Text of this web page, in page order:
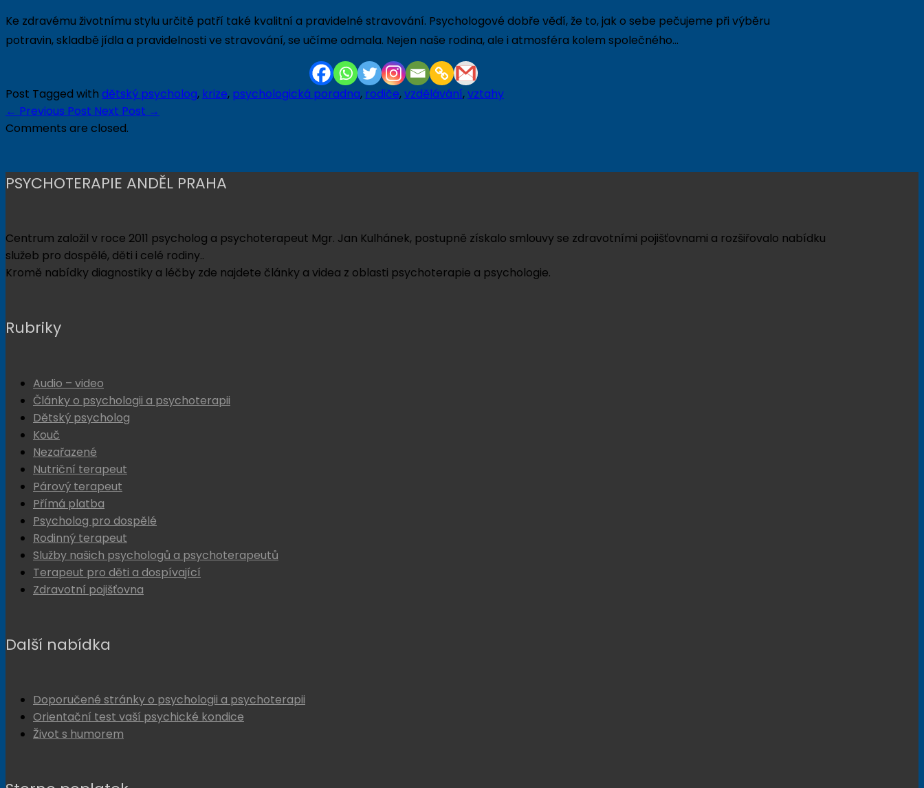
Ke zdravému životnímu stylu určitě patří také kvalitní a pravidelné stravování. Psychologové dobře vědí, že to, jak o sebe pečujeme při výběru
potravin, skladbě jídla a pravidelnosti ve stravování, se učíme odmala. Nejen naše rodina, ale i atmosféra kolem společného…
Post Tagged with dětský psycholog, krize, psychologická poradna, rodiče,vzdělávání,vztahy
← Previous Post Next Post →
Comments are closed.
PSYCHOTERAPIE ANDĚL PRAHA
Centrum založil v roce 2011 psycholog a psychoterapeut Mgr. Jan Kulhánek, postupně získalo smlouvy se zdravotními pojišťovnami a rozšiřovalo nabídku
služeb pro dospělé, děti i celé rodiny..
Kromě nabídky diagnostiky a léčby zde najdete články a videa z oblasti psychoterapie a psychologie.
Rubriky
Audio – video
Články o psychologii a psychoterapii
Dětský psycholog
Kouč
Nezařazené
Nutriční terapeut
Párový terapeut
Přímá platba
Psycholog pro dospělé
Rodinný terapeut
Služby našich psychologů a psychoterapeutů
Terapeut pro děti a dospívající
Zdravotní pojišťovna
Další nabídka
Doporučené stránky o psychologii a psychoterapii
Orientační test vaší psychické kondice
Život s humorem